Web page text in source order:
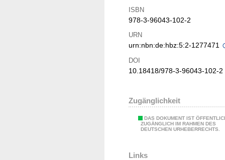
ISBN
978-3-96043-102-2
URN
urn:nbn:de:hbz:5:2-1277471
DOI
10.18418/978-3-96043-102-2
Zugänglichkeit
DAS DOKUMENT IST
ZUGÄNGLICH IM RAHMEN DES
DEUTSCHEN URHEBERRECHTS.
Links